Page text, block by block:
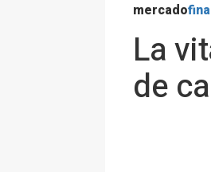
mercado
La
de